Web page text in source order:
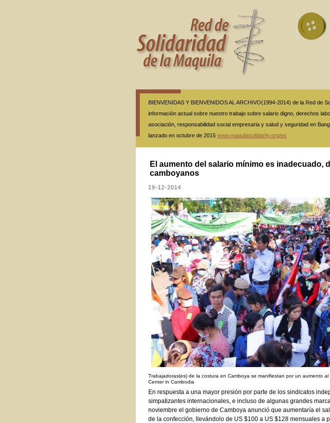
BIENVENIDAS Y BIENVENIDOS AL ARCHIVO(1994-2014) de la Red de
información actual sobre nuestro trabajo sobre salario digno, derechos
asociación, responsabilidad social empresaria y salud y seguridad en
lanzado en octubre de 2015 www.maquilasolidarity.org/es
El aumento del salario mínimo es inadecuado,
camboyanos
19-12-2014
Trabajadoras(es) de la costura en Camboya se manifiestan por un aumento
Center in Cambodia
En respuesta a una mayor presión por parte de los sindicatos
simpatizantes internacionales, e incluso de algunas grandes
noviembre el gobierno de Camboya anunció que aumentaría el
de la confección, llevándolo de US $100 a US $128 mensuales a